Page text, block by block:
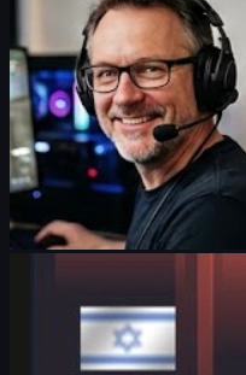
HeavyGod Röportajı:
Ekonomisi